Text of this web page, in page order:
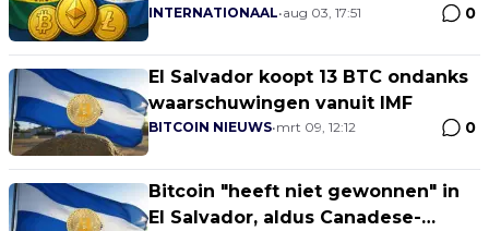
stappen met digitale activa
INTERNATIONAAL•aug 03, 17:51 0
El Salvador koopt 13 BTC ondanks
waarschuwingen vanuit IMF
BITCOIN NIEUWS•mrt 09, 12:12 0
Bitcoin "heeft niet gewonnen" in
El Salvador, aldus Canadese-